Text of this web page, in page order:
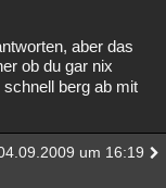
aber das
ob du gar nix
berg ab mit
um 16:19